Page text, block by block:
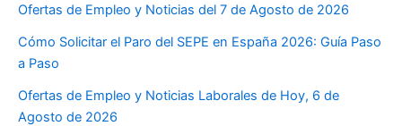
Ofertas de Empleo y Noticias del 7 de Agosto de 2026
Cómo Solicitar el Paro del SEPE en España 2026: Guía Paso
a Paso
Ofertas de Empleo y Noticias Laborales de Hoy, 6 de
Agosto de 2026